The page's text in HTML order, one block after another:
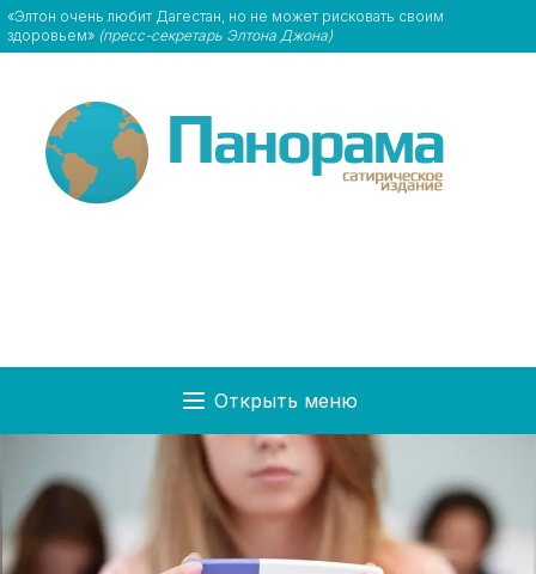
«Элтон очень любит Дагестан, но не может рисковать своим
здоровьем» (пресс-секретарь Элтона Джона)
Открыть меню